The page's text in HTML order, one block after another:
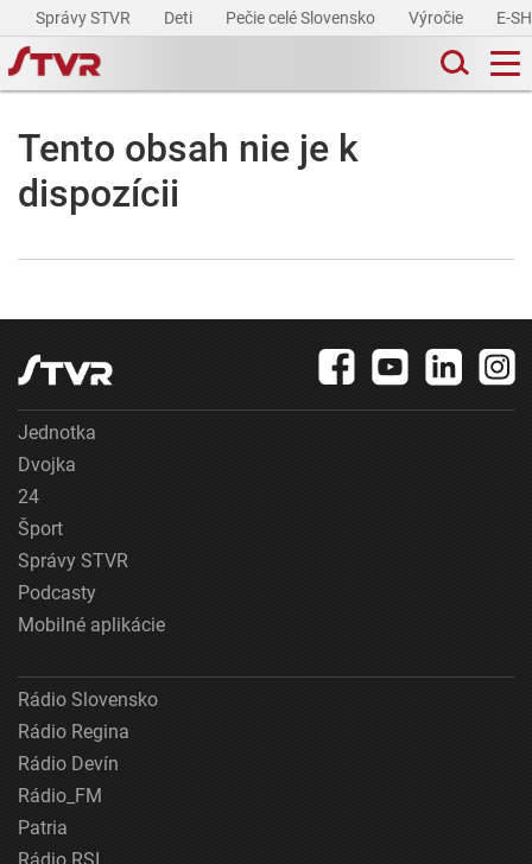
Správy STVR Deti Pečie celé Slovensko Výročie E-
Tento obsah nie je k
dispozícii
Jednotka
Dvojka
24
Šport
Správy STVR
Podcasty
Mobilné aplikácie
Rádio Slovensko
Rádio Regina
Rádio Devín
Rádio_FM
Patria